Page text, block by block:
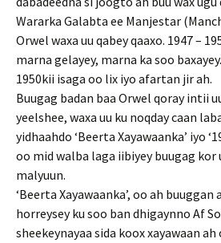
Wararka Galabta ee Manjestar
Orwel waxa uu qabey qaaxo. 1947 –
marna gelayey, marna ka soo
1950kii isaga oo lix iyo afartan jir ah.
Buugag badan baa Orwel qoray intii
yeelshee, waxa uu ku noqday caan
yidhaahdo ‘Beerta Xayawaanka’ iyo
oo mid walba laga iibiyey buugag kor
malyuun.
‘Beerta Xayawaanka’, oo ah buuggan
horreysey ku soo ban dhigaynno Af
sheekeynayaa sida koox xayawaan